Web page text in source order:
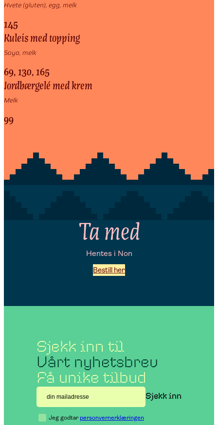
Hvete (gluten), egg, melk
145
Kuleis med topping
Soya, melk
69, 130, 165
Jordbærgelé med krem
Melk
99
Ta med
Hentes i Non
Bestill her
Sjekk inn til
Vårt nyhetsbrev
Få unike tilbud
Jeg godtar personvernerklæringen